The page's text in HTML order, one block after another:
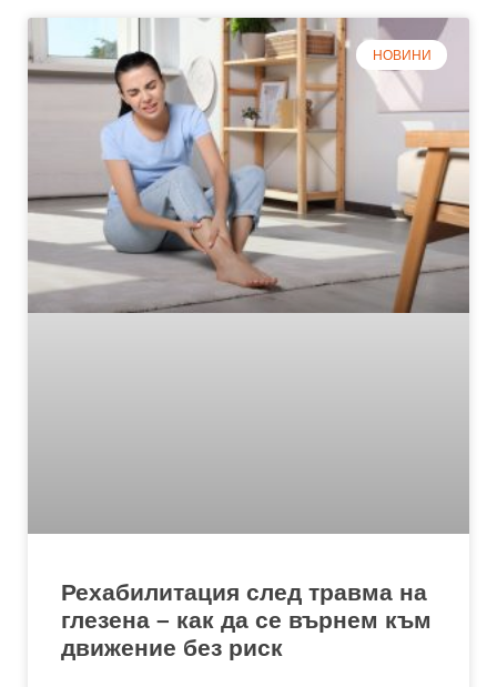
НОВИНИ
Рехабилитация след травма на
глезена – как да се върнем към
движение без риск